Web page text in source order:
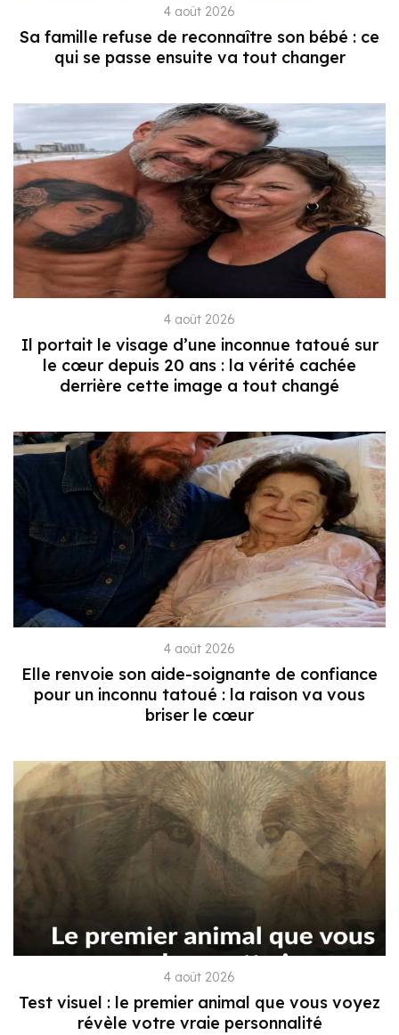
4 août 2026
Sa famille refuse de reconnaître son bébé : ce
qui se passe ensuite va tout changer
4 août 2026
Il portait le visage d’une inconnue tatoué sur
le cœur depuis 20 ans : la vérité cachée
derrière cette image a tout changé
4 août 2026
Elle renvoie son aide-soignante de confiance
pour un inconnu tatoué : la raison va vous
briser le cœur
4 août 2026
Test visuel : le premier animal que vous voyez
révèle votre vraie personnalité